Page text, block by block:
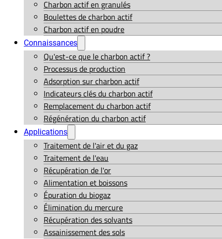
Charbon actif en granulés
Boulettes de charbon actif
Charbon actif en poudre
Connaissances
Qu'est-ce que le charbon actif ?
Processus de production
Adsorption sur charbon actif
Indicateurs clés du charbon actif
Remplacement du charbon actif
Régénération du charbon actif
Applications
Traitement de l'air et du gaz
Traitement de l'eau
Récupération de l'or
Alimentation et boissons
Épuration du biogaz
Élimination du mercure
Récupération des solvants
Assainissement des sols